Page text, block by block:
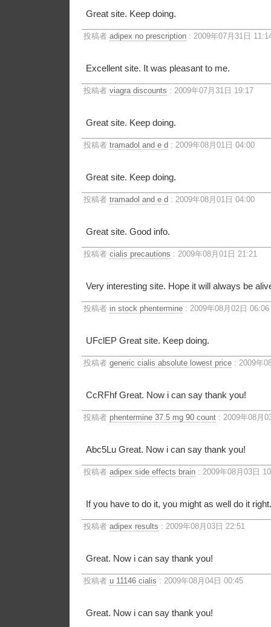
Great site. Keep doing.
投稿者 adipex no prescription : 2009年07月31日
Excellent site. It was pleasant to me.
投稿者 viagra discounts : 2009年07月31日 19:17
Great site. Keep doing.
投稿者 tramadol and e d : 2009年08月01日 04:00
Great site. Keep doing.
投稿者 tramadol and e d : 2009年08月01日 04:00
Great site. Good info.
投稿者 cialis precautions : 2009年08月01日 21:21
Very interesting site. Hope it will always be
投稿者 in stock phentermine : 2009年08月02日 06:06
UFclEP Great site. Keep doing.
投稿者 generic cialis absolute lowest price : 2009年
CcRFhf Great. Now i can say thank you!
投稿者 phentermine 37.5 mg 90 count : 2009年08月
Abc5Lu Great. Now i can say thank you!
投稿者 adipex side effects brain : 2009年08月03日
If you have to do it, you might as well do it right.
投稿者 adipex results : 2009年08月03日 22:51
Great. Now i can say thank you!
投稿者 u 11146 cialis : 2009年08月04日 00:45
Great. Now i can say thank you!